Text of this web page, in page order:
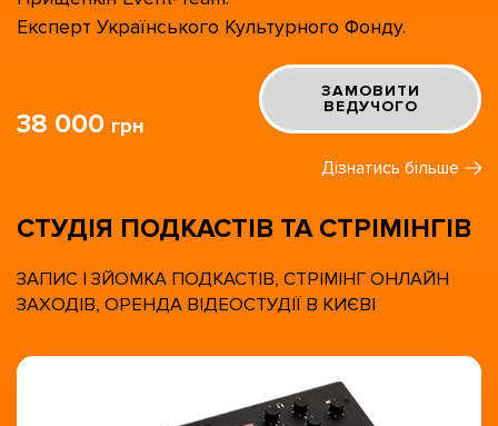
Експерт Українського Культурного Фонду.
38 000 грн
ЗАМОВИТИ
ВЕДУЧОГО
Дізнатись більше
СТУДІЯ ПОДКАСТІВ ТА СТРІМІНГІВ
ЗАПИС І ЗЙОМКА ПОДКАСТІВ, СТРІМІНГ ОНЛАЙН
ЗАХОДІВ, ОРЕНДА ВІДЕОСТУДІЇ В КИЄВІ